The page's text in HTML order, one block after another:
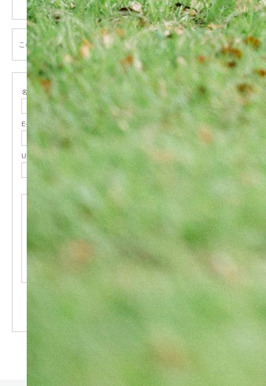
トラックバックは利用できません。
この記事へのコメントはありません。
名前
E-MAIL ( 必須 ) - 公開されません -
URL